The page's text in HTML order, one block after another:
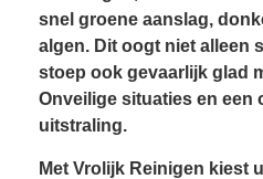
snel groene aanslag,
algen. Dit oogt niet alleen
stoep ook gevaarlijk glad
Onveilige situaties en een
uitstraling.
Met Vrolijk Reinigen kiest